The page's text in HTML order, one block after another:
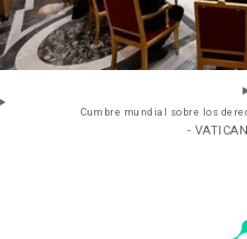
Cumbre mundial sobre los
-